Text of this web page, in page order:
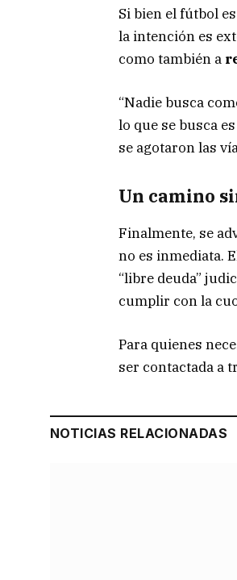
Si bien el fútbol
la intención es
como también a
“Nadie busca
lo que se busca
se agotaron las
Un camino
Finalmente, se
no es inmediata.
“libre deuda”
cumplir con la
Para quienes
ser contactada a
NOTICIAS RELACIONADAS